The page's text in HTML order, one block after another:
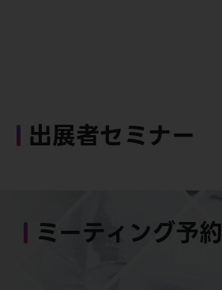
出展者セミナー
ミーティング予約